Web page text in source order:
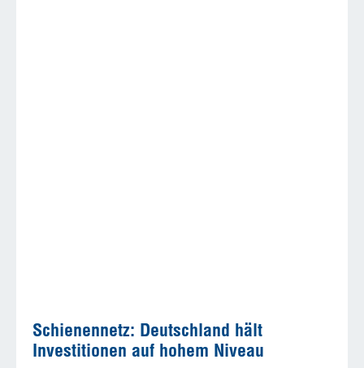
Schienennetz: Deutschland hält
Investitionen auf hohem Niveau